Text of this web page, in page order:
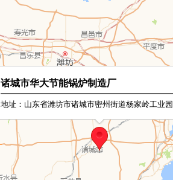
诸城市华大节能锅炉制造厂
地址：山东省潍坊市诸城市密州街道杨家岭工业园